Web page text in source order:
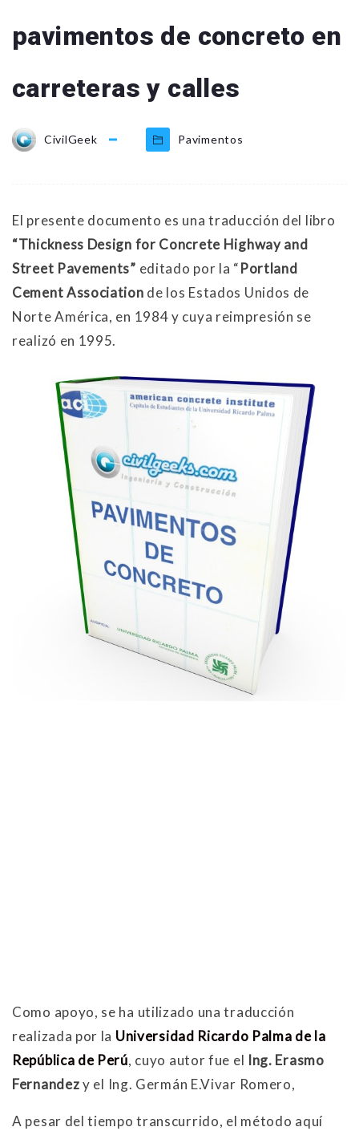
pavimentos de concreto en
carreteras y calles
CivilGeek Pavimentos
El presente documento es una traducción del libro
“Thickness Design for Concrete Highway and
Street Pavements” editado por la “Portland
Cement Association de los Estados Unidos de
Norte América, en 1984 y cuya reimpresión se
realizó en 1995.
Como apoyo, se ha utilizado una traducción
realizada por la Universidad Ricardo Palma de la
República de Perú, cuyo autor fue el Ing. Erasmo
Fernandezy el Ing. Germán E.Vivar Romero,
A pesar del tiempo transcurrido, el método aquí